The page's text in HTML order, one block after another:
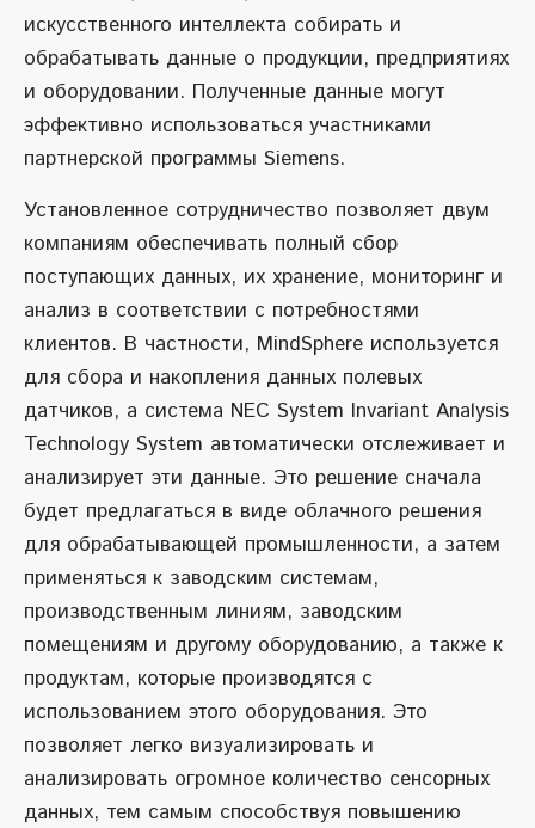
искусственного интеллекта собирать и
обрабатывать данные о продукции, предприятиях
и оборудовании. Полученные данные могут
эффективно использоваться участниками
партнерской программы Siemens.
Установленное сотрудничество позволяет двум
компаниям обеспечивать полный сбор
поступающих данных, их хранение, мониторинг и
анализ в соответствии с потребностями
клиентов. В частности, MindSphere используется
для сбора и накопления данных полевых
датчиков, а система NEC System Invariant Analysis
Technology System автоматически отслеживает и
анализирует эти данные. Это решение сначала
будет предлагаться в виде облачного решения
для обрабатывающей промышленности, а затем
применяться к заводским системам,
производственным линиям, заводским
помещениям и другому оборудованию, а также к
продуктам, которые производятся с
использованием этого оборудования. Это
позволяет легко визуализировать и
анализировать огромное количество сенсорных
данных, тем самым способствуя повышению